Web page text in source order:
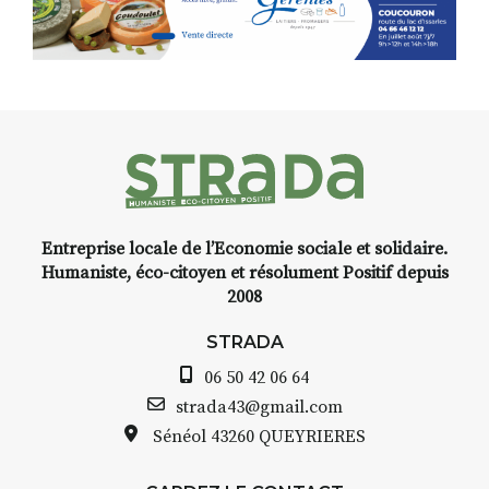
Programmée en off du festival
d’Auzon, cette expo-
installation temporaire vous
INTERVIEW
avez ouvert une galerie à
Auzon…
Bernard TURLE Le Fumoir n’est
pas une galerie permanente.
Entreprise locale de l’Economie sociale et solidaire.
Humaniste, éco-citoyen et résolument Positif depuis
2008
STRADA
06 50 42 06 64
strada43@gmail.com
Sénéol 43260 QUEYRIERES